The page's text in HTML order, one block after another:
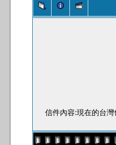
信件內容:現在的台